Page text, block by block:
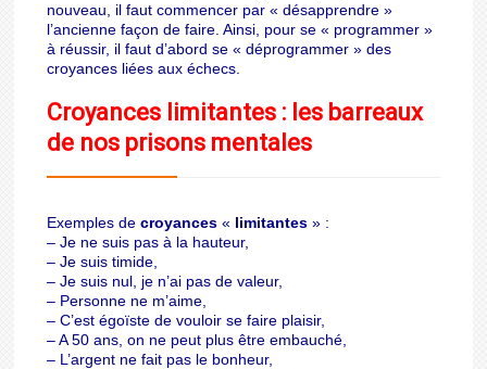
nouveau, il faut commencer par « désapprendre »
l’ancienne façon de faire. Ainsi, pour se « programmer »
à réussir, il faut d’abord se « déprogrammer » des
croyances liées aux échecs.
Croyances limitantes : les barreaux
de nos prisons mentales
Exemples decroyances« limitantes » :
– Je ne suis pas à la hauteur,
– Je suis timide,
– Je suis nul, je n’ai pas de valeur,
– Personne ne m’aime,
– C’est égoïste de vouloir se faire plaisir,
– A 50 ans, on ne peut plus être embauché,
– L’argent ne fait pas le bonheur,